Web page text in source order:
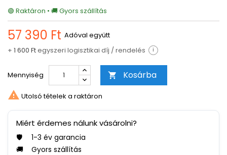
🟢 Raktáron • 🚚 Gyors szállítás
57 390 Ft Adóval együtt
+ 1 600 Ftegyszeri logisztikai díj / rendelés i
Mennyiség  Kosárba
 Utolsó tételek a raktáron
Miért érdemes nálunk vásárolni?
🛡️
1-3 év garancia
🚚
Gyors szállítás